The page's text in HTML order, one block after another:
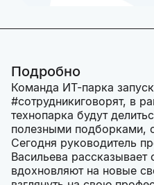
Подробно
Команда ИТ-парка
#сотрудникиговорят, в
технопарка будут
полезными подборками,
Сегодня руководитель
Васильева рассказывает
вдохновляют на новые